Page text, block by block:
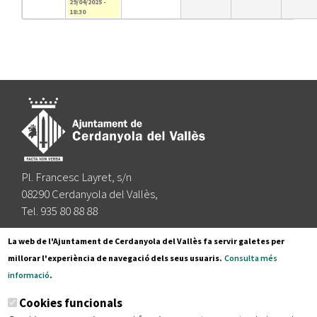
18:30
Pl. Francesc Layret, s/n
08290 Cerdanyola del Vallès,
Tel. 935 80 88 88
Segueix-nos a:
Subscriu-te al nostre butlletí
La web de l'Ajuntament de Cerdanyola del Vallès fa servir galetes per
millorar l'experiència de navegació dels seus usuaris. Consulta més
informació.
Cookies funcionals